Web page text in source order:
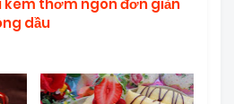
dầu